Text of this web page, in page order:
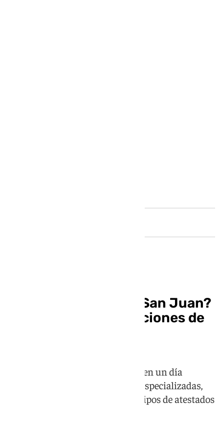
¿Habrá hogueras en San Juan?
Estas son las prohibiciones de
Ese día habrá más seguridad que en un día
normal, y participarán unidades especializadas,
controles de alcohol y drogas, equipos de atestados